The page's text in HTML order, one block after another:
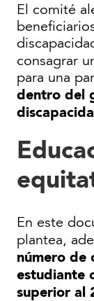
El comité
consagrar
para una
dentro del
En este
plantea,
número de
estudiante
superior al